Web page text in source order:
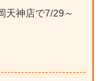
天神店で7/29～